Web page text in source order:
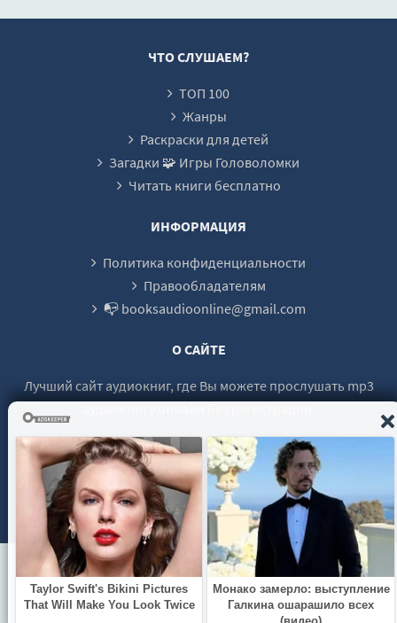
ЧТО СЛУШАЕМ?
ТОП 100
Жанры
Раскраски для детей
Загадки 🧩 Игры Головоломки
Читать книги бесплатно
ИНФОРМАЦИЯ
Политика конфиденциальности
Правообладателям
📭 booksaudioonline@gmail.com
О САЙТЕ
Лучший сайт аудиокниг, где Вы можете прослушать mp3
© 2021 - 2026 booksaudio-online.com Все права защищены.